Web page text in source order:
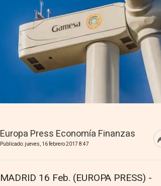
Europa Press Economía Finanzas
Publicado: jueves, 16 febrero 2017 8:47
MADRID 16 Feb. (EUROPA PRESS) -